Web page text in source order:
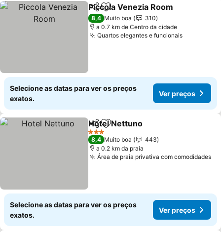
PartilharAdicionar aos favoritos
Piccola Venezia Room
8,4 Muito boa
310
a 0.7 km de Centro da cidade
Quartos elegantes e funcionais
Selecione as datas para ver os preços
exatos.
Ver preços
PartilharAdicionar aos favoritos
Hotel Nettuno
3 Estrelas
8,4 Muito boa
443
a 0.2 km da praia
Área de praia privativa com comodidades
Selecione as datas para ver os preços
exatos.
Ver preços